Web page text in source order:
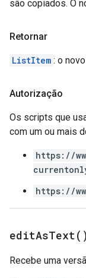
são copiados. O
Retornar
ListItem : o
Autorização
Os scripts que
com um ou mais
https://
https://
editAsText( )
Recebe uma